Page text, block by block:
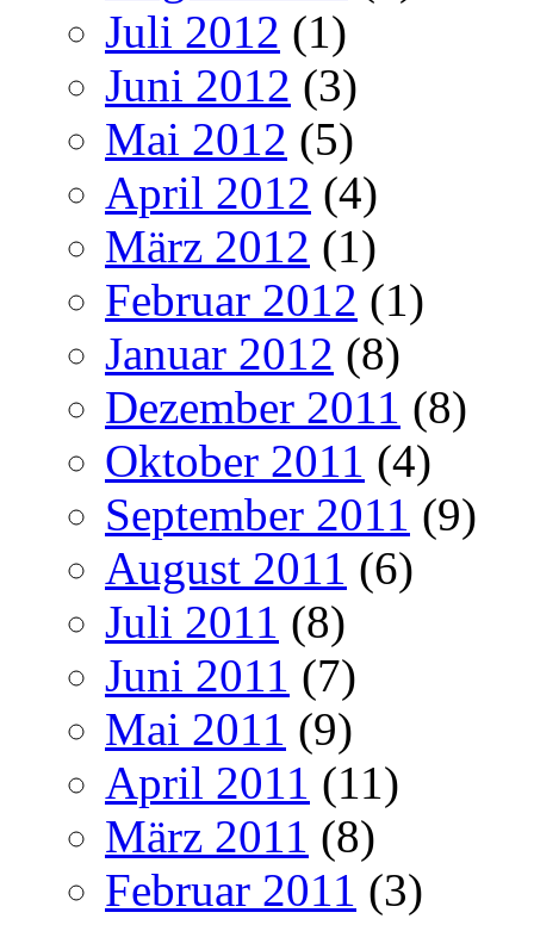
Juli 2012 (1)
Juni 2012 (3)
Mai 2012 (5)
April 2012 (4)
März 2012 (1)
Februar 2012 (1)
Januar 2012 (8)
Dezember 2011 (8)
Oktober 2011 (4)
September 2011 (9)
August 2011 (6)
Juli 2011 (8)
Juni 2011 (7)
Mai 2011 (9)
April 2011 (11)
März 2011 (8)
Februar 2011 (3)